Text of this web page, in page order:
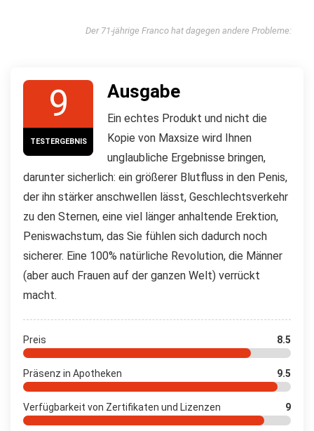
Der 71-jährige Franco hat dagegen andere Probleme:
9
TESTERGEBNIS
Ausgabe
Ein echtes Produkt und nicht die
Kopie von Maxsize wird Ihnen
unglaubliche Ergebnisse bringen,
darunter sicherlich: ein größerer Blutfluss in den Penis,
der ihn stärker anschwellen lässt, Geschlechtsverkehr
zu den Sternen, eine viel länger anhaltende Erektion,
Peniswachstum, das Sie fühlen sich dadurch noch
sicherer. Eine 100% natürliche Revolution, die Männer
(aber auch Frauen auf der ganzen Welt) verrückt
macht.
Preis 8.5
Präsenz in Apotheken 9.5
Verfügbarkeit von Zertifikaten und Lizenzen 9